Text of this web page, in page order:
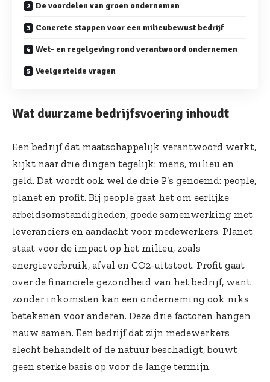
De voordelen van groen ondernemen
Concrete stappen voor een milieubewust bedrijf
Wet- en regelgeving rond verantwoord ondernemen
Veelgestelde vragen
Wat duurzame bedrijfsvoering inhoudt
Een bedrijf dat maatschappelijk verantwoord werkt,
kijkt naar drie dingen tegelijk: mens, milieu en
geld. Dat wordt ook wel de drie P’s genoemd: people,
planet en profit. Bij people gaat het om eerlijke
arbeidsomstandigheden, goede samenwerking met
leveranciers en aandacht voor medewerkers. Planet
staat voor de impact op het milieu, zoals
energieverbruik, afval en CO2-uitstoot. Profit gaat
over de financiële gezondheid van het bedrijf, want
zonder inkomsten kan een onderneming ook niks
betekenen voor anderen. Deze drie factoren hangen
nauw samen. Een bedrijf dat zijn medewerkers
slecht behandelt of de natuur beschadigt, bouwt
geen sterke basis op voor de lange termijn.